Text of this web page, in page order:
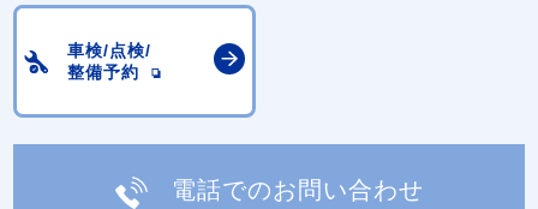
車検/点検/
整備予約
電話でのお問い合わせ